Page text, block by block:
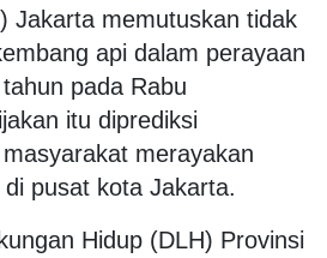
Jakarta memutuskan tidak
api dalam perayaan
pada Rabu
itu diprediksi
merayakan
pusat kota Jakarta.
Hidup (DLH) Provinsi